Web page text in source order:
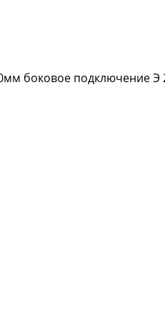
боковое подключение Э